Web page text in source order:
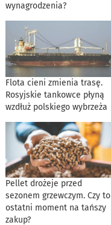
wynagrodzenia?
Flota cieni zmienia trasę.
Rosyjskie tankowce płyną
wzdłuż polskiego wybrzeża
Pellet drożeje przed
sezonem grzewczym. Czy to
ostatni moment na tańszy
zakup?